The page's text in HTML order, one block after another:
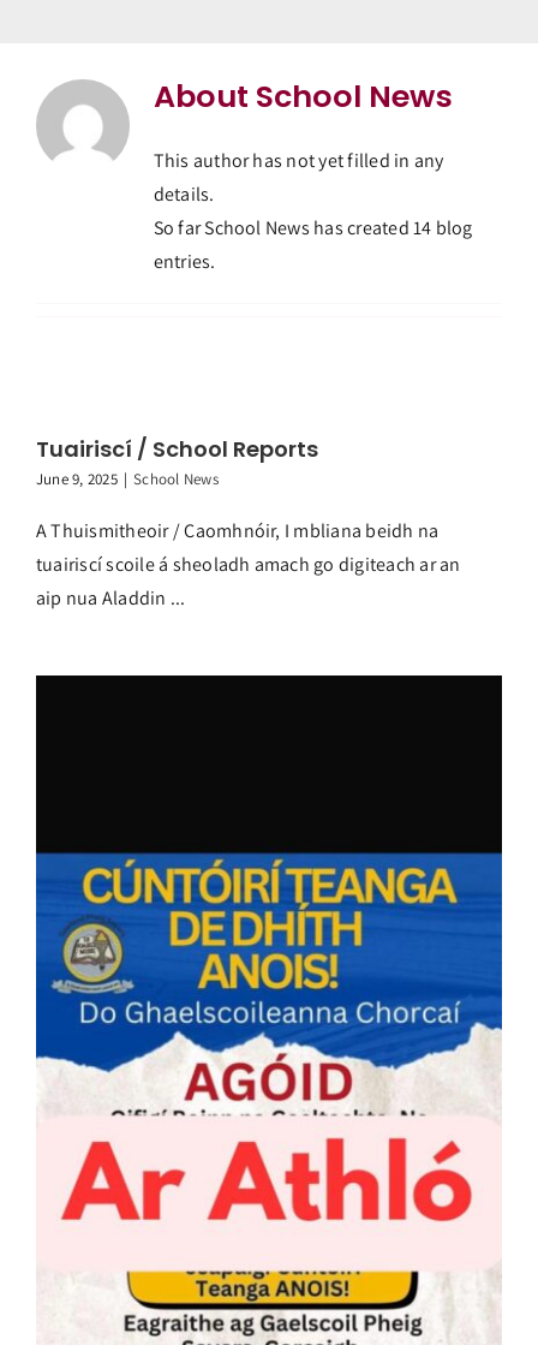
About School News
This author has not yet filled in any
details.
So far School News has created 14 blog
entries.
Tuairiscí / School Reports
June 9, 2025 | School News
A Thuismitheoir / Caomhnóir, I mbliana beidh na
tuairiscí scoile á sheoladh amach go digiteach ar an
aip nua Aladdin ...